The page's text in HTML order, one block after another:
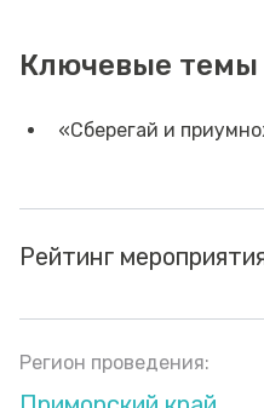
Ключевые темы
«Сберегай и
Рейтинг
Регион проведения: